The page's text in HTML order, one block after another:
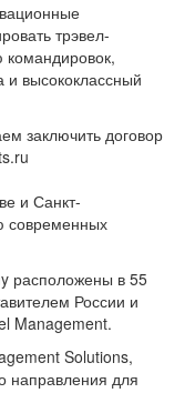
трэвел-
командировок,
и высококлассный
заключить договор
и Санкт-
современных
расположены в 55
России и
Management.
Solutions,
направления для